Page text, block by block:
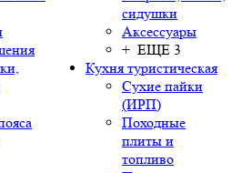
сидушки
Аксессуары
+ ЕЩЕ 3
Кухня туристическая
Сухие пайки
(ИРП)
Походные
плиты и
топливо